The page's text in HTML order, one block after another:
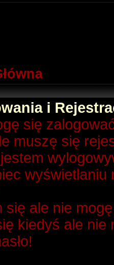
i
się
muszę się
się ale nie
kiedyś ale